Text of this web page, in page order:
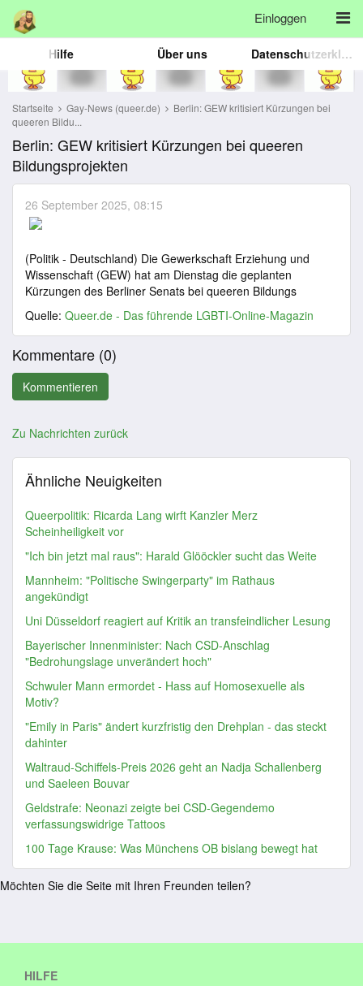
Einloggen
Hilfe Über uns Datenschutzerklärung
Startseite Gay-News (queer.de)
Berlin: GEW kritisiert Kürzungen bei
queeren Bildu...
Berlin: GEW kritisiert Kürzungen bei queeren
Bildungsprojekten
26 September 2025, 08:15
(Politik - Deutschland) Die Gewerkschaft Erziehung und
Wissenschaft (GEW) hat am Dienstag die geplanten
Kürzungen des Berliner Senats bei queeren Bildungs
Quelle: Queer.de - Das führende LGBTI-Online-Magazin
Kommentare (0)
Zu Nachrichten zurück
Ähnliche Neuigkeiten
Queerpolitik: Ricarda Lang wirft Kanzler Merz
Scheinheiligkeit vor
"Ich bin jetzt mal raus": Harald Glööckler sucht das Weite
Mannheim: "Politische Swingerparty" im Rathaus
angekündigt
Uni Düsseldorf reagiert auf Kritik an transfeindlicher Lesung
Bayerischer Innenminister: Nach CSD-Anschlag
"Bedrohungslage unverändert hoch"
Schwuler Mann ermordet - Hass auf Homosexuelle als
Motiv?
"Emily in Paris" ändert kurzfristig den Drehplan - das steckt
dahinter
Waltraud-Schiffels-Preis 2026 geht an Nadja Schallenberg
und Saeleen Bouvar
Geldstrafe: Neonazi zeigte bei CSD-Gegendemo
verfassungswidrige Tattoos
100 Tage Krause: Was Münchens OB bislang bewegt hat
Möchten Sie die Seite mit Ihren Freunden teilen?
HILFE